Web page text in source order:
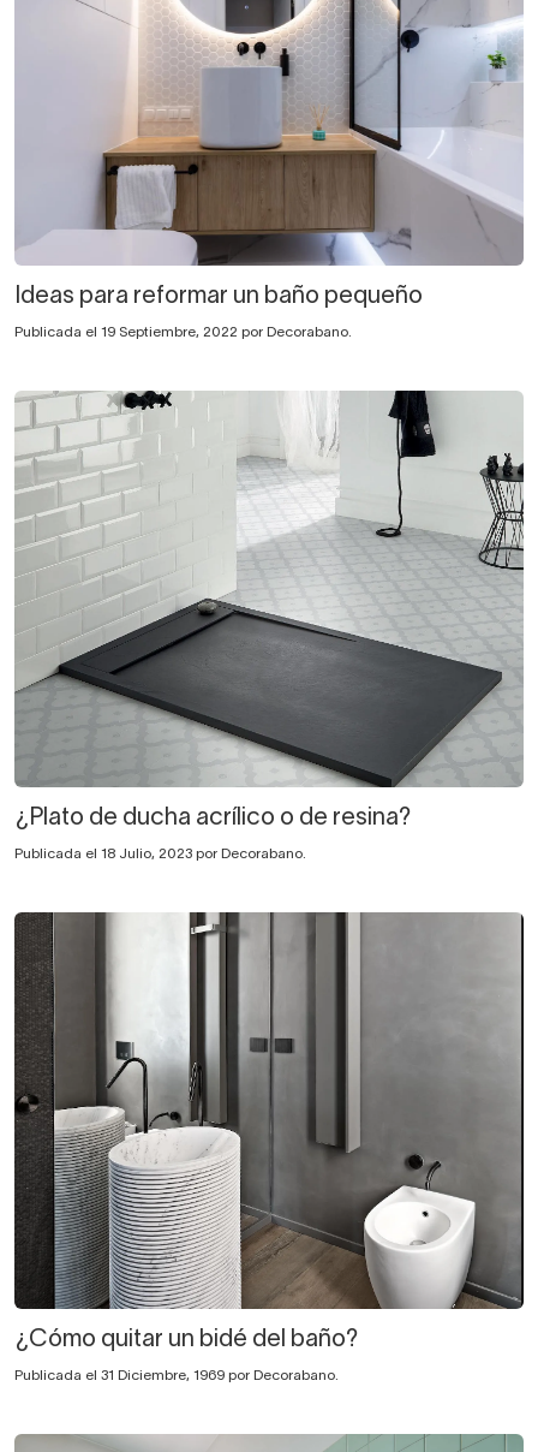
Ideas para reformar un baño pequeño
Publicada el 19 Septiembre, 2022 por Decorabano.
¿Plato de ducha acrílico o de resina?
Publicada el 18 Julio, 2023 por Decorabano.
¿Cómo quitar un bidé del baño?
Publicada el 31 Diciembre, 1969 por Decorabano.